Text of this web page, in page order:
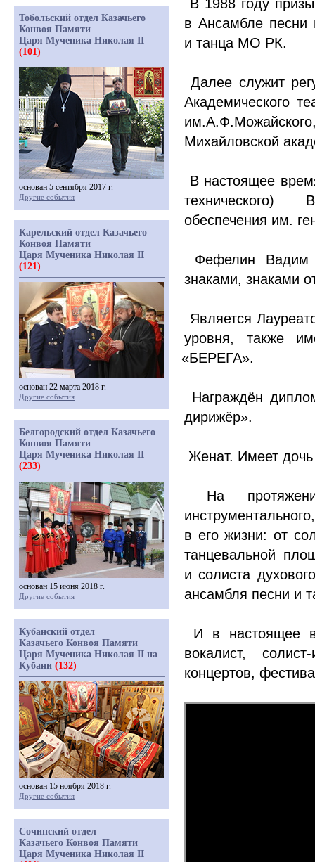
В 1988 году
в Ансамбле
и танца МО РК.
Далее служит
Академического
Михайловской
В настоящее
технического)
обеспечения им.
Фефелин Вадим
знаками, знаками
Является
уровня, также
«БЕРЕГА».
Награждён
дирижёр».
Женат. Имеет
На
в его жизни: от
танцевальной
и солиста
ансамбля песни и
И в настоящее
вокалист,
концертов,
Тобольский отдел Казачьего
Конвоя Памяти
Царя Мученика Николая II
(101)
основан 5 сентября 2017 г.
Другие события
Карельский отдел Казачьего
Конвоя Памяти
Царя Мученика Николая II
(121)
основан 22 марта 2018 г.
Другие события
Белгородский отдел Казачьего
Конвоя Памяти
Царя Мученика Николая II
(233)
основан 15 июня 2018 г.
Другие события
Кубанский отдел
Казачьего Конвоя Памяти
Царя Мученика Николая II на
Кубани (132)
основан 15 ноября 2018 г.
Другие события
Сочинский отдел
Казачьего Конвоя Памяти
Царя Мученика Николая II